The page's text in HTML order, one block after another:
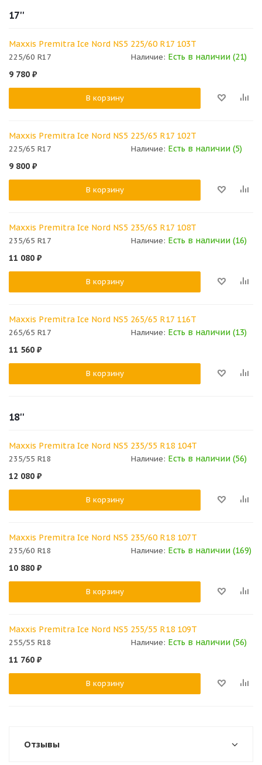
17''
Maxxis Premitra Ice Nord NS5 225/60 R17 103T
225/60 R17 Наличие: Есть в наличии (21)
9 780 ₽
В корзину
Maxxis Premitra Ice Nord NS5 225/65 R17 102T
225/65 R17 Наличие: Есть в наличии (5)
9 800 ₽
В корзину
Maxxis Premitra Ice Nord NS5 235/65 R17 108T
235/65 R17 Наличие: Есть в наличии (16)
11 080 ₽
В корзину
Maxxis Premitra Ice Nord NS5 265/65 R17 116T
265/65 R17 Наличие: Есть в наличии (13)
11 560 ₽
В корзину
18''
Maxxis Premitra Ice Nord NS5 235/55 R18 104T
235/55 R18 Наличие: Есть в наличии (56)
12 080 ₽
В корзину
Maxxis Premitra Ice Nord NS5 235/60 R18 107T
235/60 R18 Наличие: Есть в наличии (169)
10 880 ₽
В корзину
Maxxis Premitra Ice Nord NS5 255/55 R18 109T
255/55 R18 Наличие: Есть в наличии (56)
11 760 ₽
В корзину
Отзывы